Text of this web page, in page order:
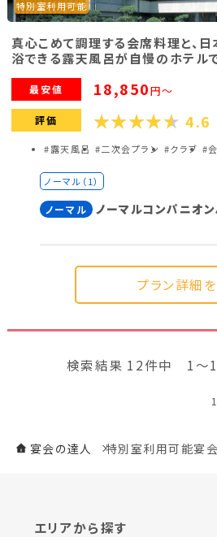
ピンク
【一人宴会】スーパ
ノーマル
ノーマルコンパニオ
ノーマル
ノーマルコンパニオ
呂付き客室（5畳＋2ベッド）】
呂付き客室（9畳＋2ベッド）】
ノーマル
ノーマルコンパニオ
ノーマル
【一人宴会】ノーマル
【一人宴会】ノーマル
120分【露天風呂・サウナ付特別
特別室利用可能
真心こめて調理する会席料理と、
浴できる露天風呂が自慢のホテルで
最安値 18,850円～
評価 4.6
#露天風呂 #二次会プラン #クラブ #
ノーマル（1）
ノーマル
ノーマルコンパニオ
プラン詳細
検索結果 12件中 1～
1
宴会の達人 特別室利用可能宴
エリアから探す